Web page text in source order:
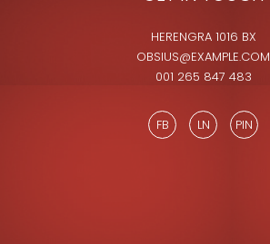
HERENGRA 1016 BX
OBSIUS@EXAMPLE.COM
001 265 847 483
FB LN PIN